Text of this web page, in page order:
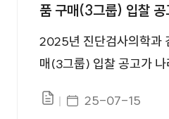
품 구매(3그룹) 입찰 공
2025년 진단검사의학과
매(3그룹) 입찰 공고가
파일있음게시일자
25-07-15